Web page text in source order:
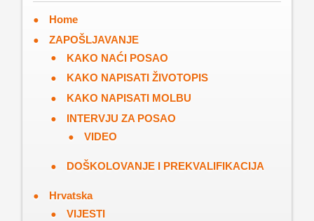
Home
ZAPOŠLJAVANJE
KAKO NAĆI POSAO
KAKO NAPISATI ŽIVOTOPIS
KAKO NAPISATI MOLBU
INTERVJU ZA POSAO
VIDEO
DOŠKOLOVANJE I PREKVALIFIKACIJA
Hrvatska
VIJESTI